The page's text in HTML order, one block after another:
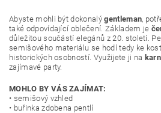
Abyste mohli být dokonalýgentleman,
také odpovídající oblečení. Základem je
důležitou součástí elegánů z 20. století.
semišového materiálu se hodí tedy ke
historických osobností. Využijete ji na
zajímavé party.
MOHLO BY VÁS ZAJÍMAT:
• semišový vzhled
• buřinka zdobena pentlí